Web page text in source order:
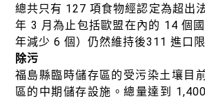
總共只有 127 項食物經認定為超出
年 3 月為止包括歐盟在內的 14 個
年減少 6 個）仍然維持後311 進口限
除污
福島縣臨時儲存區的受污染土壤目
區的中期儲存設施。總量達到